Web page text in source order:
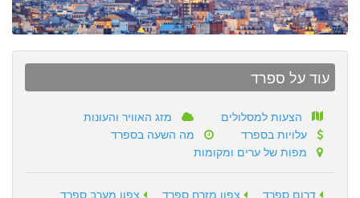
עוד על ספרד
הצעות למסלולים
מזג האוויר והעונות
עלויות בספרד
מה השעה בספרד
מפות של ערים ומקומות
דרום ספרד צפון מזרח ספרד צפון מערב ספרד